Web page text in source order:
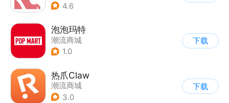
4.6
泡泡玛特
潮流商城
1.0
下载
热爪Claw
潮流商城
3.0
下载